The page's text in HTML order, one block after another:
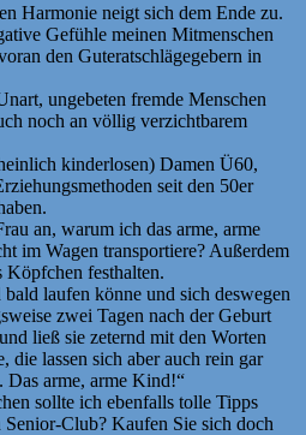
Harmonie neigt sich dem Ende zu.
Gefühle meinen Mitmenschen
den Guteratschlägegebern in
ungebeten fremde Menschen
noch an völlig verzichtbarem
kinderlosen) Damen Ü60,
seit den 50er
an, warum ich das arme, arme
im Wagen transportiere? Außerdem
festhalten.
laufen könne und sich deswegen
zwei Tagen nach der Geburt
ließ sie zeternd mit den Worten
die lassen sich aber auch rein gar
Das arme, arme Kind!“
sollte ich ebenfalls tolle Tipps
Club? Kaufen Sie sich doch